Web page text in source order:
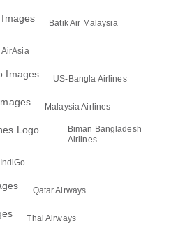
Batik Air Malaysia
AirAsia
US-Bangla Airlines
Malaysia Airlines
Biman Bangladesh
Airlines
IndiGo
Qatar Airways
Thai Airways